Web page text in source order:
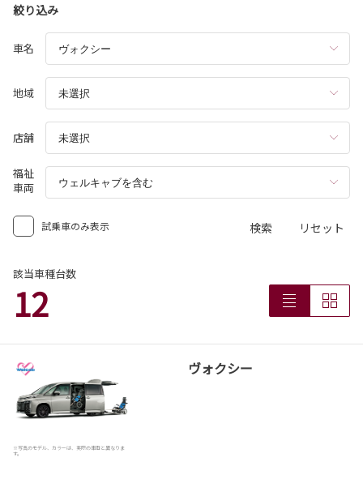
絞り込み
車名
地域
店舗
福祉
車両
試乗車のみ表示 検索 リセット
該当車種台数
12
ヴォクシー
※写真のモデル、カラーは、実際の車両と異なりま
す。